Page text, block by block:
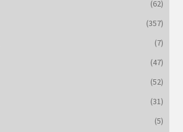
(62)
(357)
(7)
(47)
(52)
(31)
(5)